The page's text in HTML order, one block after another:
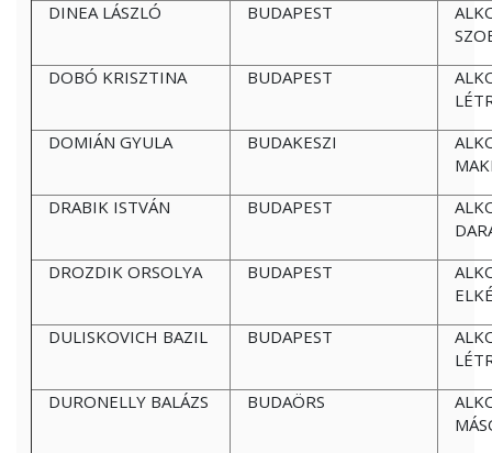
DINEA LÁSZLÓ
BUDAPEST
DOBÓ KRISZTINA
BUDAPEST
DOMIÁN GYULA
BUDAKESZI
DRABIK ISTVÁN
BUDAPEST
DROZDIK ORSOLYA
BUDAPEST
DULISKOVICH BAZIL
BUDAPEST
DURONELLY BALÁZS
BUDAÖRS